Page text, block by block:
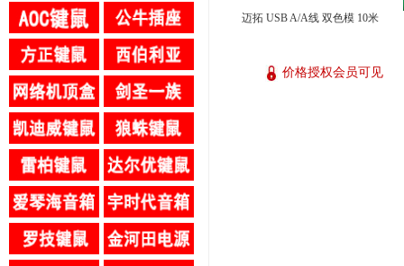
迈拓 USB A/A线 双色模 10米
价格授权会员可见